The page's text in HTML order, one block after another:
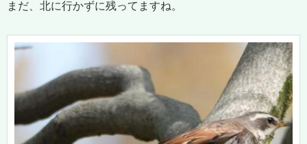
まだ、北に行かずに残ってますね。